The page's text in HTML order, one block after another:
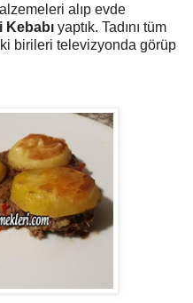
alıp evde
Kebabı yaptık. Tadını tüm
birileri televizyonda görüp